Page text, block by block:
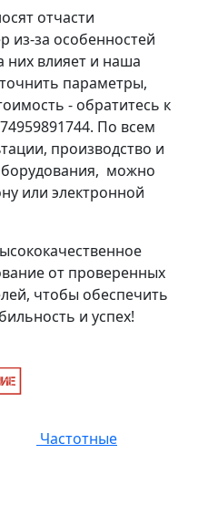
отчасти
из-за особенностей
влияет и наша
параметры,
- обратитесь к
По всем
производство и
можно
или электронной
от проверенных
чтобы обеспечить
и успех!
Частотные